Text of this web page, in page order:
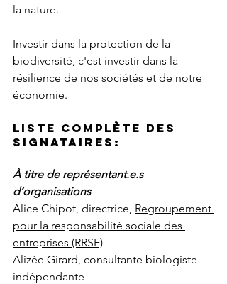
la nature.
Investir dans la protection de la
biodiversité, c'est investir dans la
résilience de nos sociétés et de notre
économie.
Liste complète des
signataires:
À titre de représentant.e.s
d’organisations
Alice Chipot, directrice, Regroupement
pour la responsabilité sociale des
entreprises (RRSE)
Alizée Girard, consultante biologiste
indépendante